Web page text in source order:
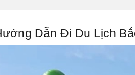
Dẫn Đi Du Lịch